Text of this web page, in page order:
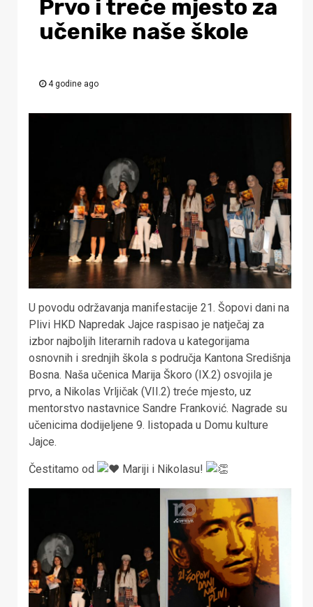
Prvo i treće mjesto za
učenike naše škole
4 godine ago
U povodu održavanja manifestacije 21. Šopovi dani na
Plivi HKD Napredak Jajce raspisao je natječaj za
izbor najboljih literarnih radova u kategorijama
osnovnih i srednjih škola s područja Kantona Središnja
Bosna. Naša učenica Marija Škoro (IX.2) osvojila je
prvo, a Nikolas Vrljičak (VII.2) treće mjesto, uz
mentorstvo nastavnice Sandre Franković. Nagrade su
učenicima dodijeljene 9. listopada u Domu kulture
Jajce.
Čestitamo od Mariji i Nikolasu!